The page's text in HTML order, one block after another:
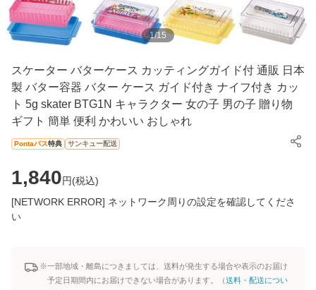
1/15
スケーター バターケース カッティングガイド付 通販 日本
製 バター容器 バター ケース ガイド付き ナイフ付き カッ
ト 5g skater BTG1N キャラクター 女の子 男の子 贈り物
ギフト 簡単 便利 かわいい おしゃれ
Pontaパス特典 サンキュー配送
1,840円(税込)
[NETWORK ERROR] ネットワーク周りの設定を確認してくださ
い
※一部地域・離島につきましては、送料が発生する場合や表示のお届け
予定日期間内にお届けできない場合があります。（送料・配送につい